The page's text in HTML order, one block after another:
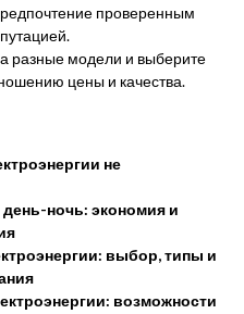
проверенным
разные модели и выберите
цены и качества.
не
день-ночь: экономия и
выбор, типы и
возможности